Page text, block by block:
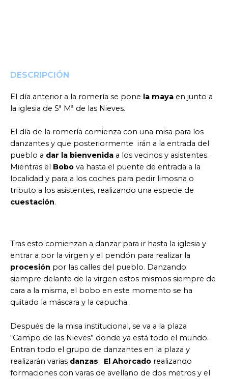
DESCRIPCIÓN
El día anterior a la romería se pone la maya en junto a
la iglesia de Sª Mª de las Nieves.
El día de la romería comienza con una misa para los
danzantes y que posteriormente irán a la entrada del
pueblo a dar la bienvenida a los vecinos y asistentes.
Mientras el Bobo va hasta el puente de entrada a la
localidad y para a los coches para pedir limosna o
tributo a los asistentes, realizando una especie de
cuestación.
Tras esto comienzan a danzar para ir hasta la iglesia y
entrar a por la virgen y el pendón para realizar la
procesión por las calles del pueblo. Danzando
siempre delante de la virgen estos mismos siempre de
cara a la misma, el bobo en este momento se ha
quitado la máscara y la capucha.
Después de la misa institucional, se va a la plaza
“Campo de las Nieves” donde ya está todo el mundo.
Entran todo el grupo de danzantes en la plaza y
realizarán varias danzas: El Ahorcado realizando
formaciones con varas de avellano de dos metros y el